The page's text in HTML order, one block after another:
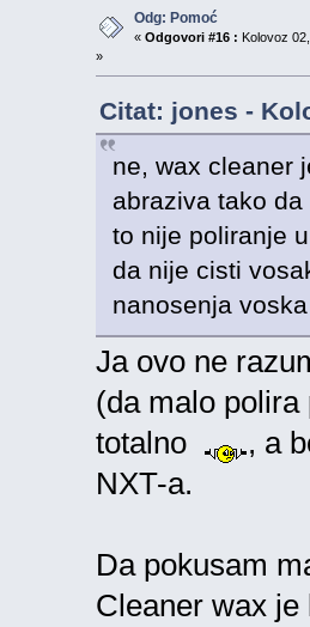
Odg: Pomoć
« Odgovori #16 : Kolovoz
»
Citat: jones -
ne, wax cleaner
abraziva tako
to nije poliranje
da nije cisti
nanosenja
Ja ovo ne
(da malo
totalno
, a
NXT-a.
Da pokusam
Cleaner wax